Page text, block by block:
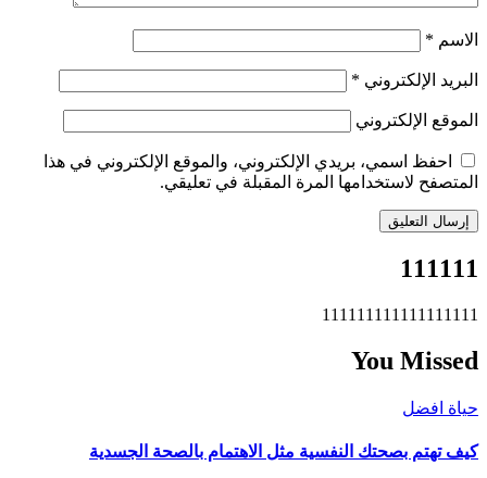
الاسم *
البريد الإلكتروني *
الموقع الإلكتروني
احفظ اسمي، بريدي الإلكتروني، والموقع الإلكتروني في هذا
المتصفح لاستخدامها المرة المقبلة في تعليقي.
111111
111111111111111111
You Missed
حياة افضل
كيف تهتم بصحتك النفسية مثل الاهتمام بالصحة الجسدية